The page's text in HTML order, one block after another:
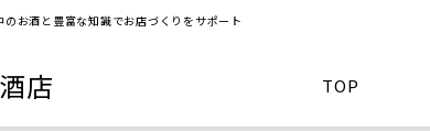
お酒と豊富な知識でお店づくりをサポート
店 TOP